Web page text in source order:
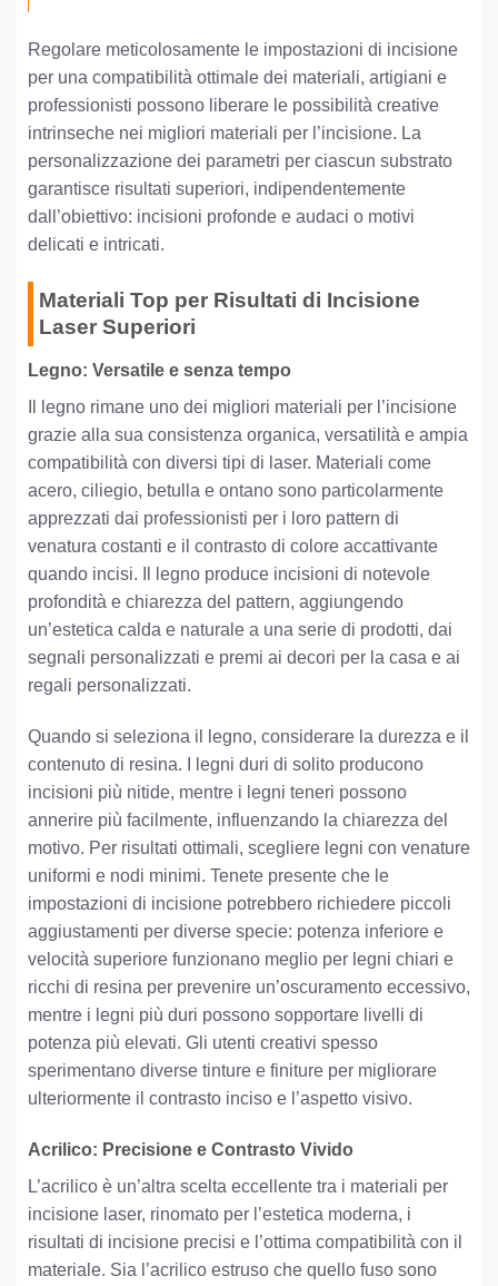
Regolare meticolosamente le impostazioni di incisione
per una compatibilità ottimale dei materiali, artigiani e
professionisti possono liberare le possibilità creative
intrinseche nei migliori materiali per l’incisione. La
personalizzazione dei parametri per ciascun substrato
garantisce risultati superiori, indipendentemente
dall’obiettivo: incisioni profonde e audaci o motivi
delicati e intricati.
Materiali Top per Risultati di Incisione
Laser Superiori
Legno: Versatile e senza tempo
Il legno rimane uno dei migliori materiali per l’incisione
grazie alla sua consistenza organica, versatilità e ampia
compatibilità con diversi tipi di laser. Materiali come
acero, ciliegio, betulla e ontano sono particolarmente
apprezzati dai professionisti per i loro pattern di
venatura costanti e il contrasto di colore accattivante
quando incisi. Il legno produce incisioni di notevole
profondità e chiarezza del pattern, aggiungendo
un’estetica calda e naturale a una serie di prodotti, dai
segnali personalizzati e premi ai decori per la casa e ai
regali personalizzati.
Quando si seleziona il legno, considerare la durezza e il
contenuto di resina. I legni duri di solito producono
incisioni più nitide, mentre i legni teneri possono
annerire più facilmente, influenzando la chiarezza del
motivo. Per risultati ottimali, scegliere legni con venature
uniformi e nodi minimi. Tenete presente che le
impostazioni di incisione potrebbero richiedere piccoli
aggiustamenti per diverse specie: potenza inferiore e
velocità superiore funzionano meglio per legni chiari e
ricchi di resina per prevenire un’oscuramento eccessivo,
mentre i legni più duri possono sopportare livelli di
potenza più elevati. Gli utenti creativi spesso
sperimentano diverse tinture e finiture per migliorare
ulteriormente il contrasto inciso e l’aspetto visivo.
Acrilico: Precisione e Contrasto Vivido
L’acrilico è un’altra scelta eccellente tra i materiali per
incisione laser, rinomato per l’estetica moderna, i
risultati di incisione precisi e l’ottima compatibilità con il
materiale. Sia l’acrilico estruso che quello fuso sono